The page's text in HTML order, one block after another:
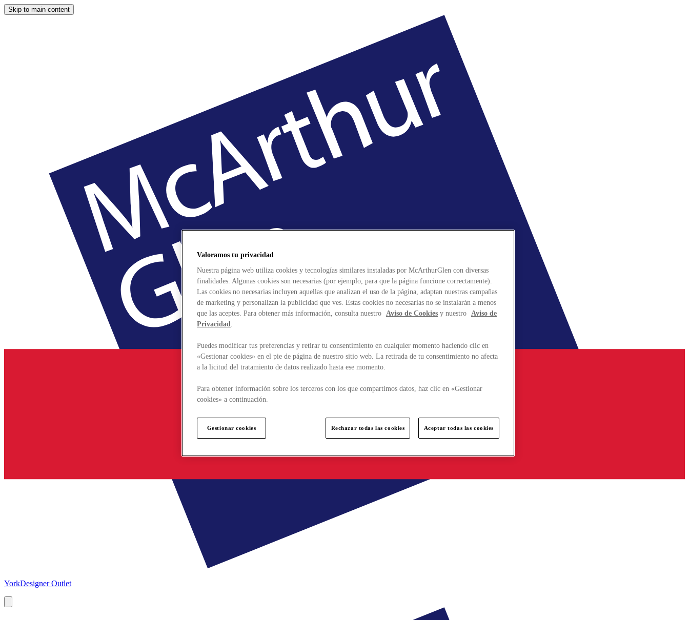
Skip to main content
YorkDesigner Outlet
Valoramos tu privacidad
Nuestra página web utiliza cookies y tecnologías similares instaladas por McArthurGlen con diversas
finalidades. Algunas cookies son necesarias (por ejemplo, para que la página funcione correctamente).
Las cookies no necesarias incluyen aquellas que analizan el uso de la página, adaptan nuestras campañas
de marketing y personalizan la publicidad que ves. Estas cookies no necesarias no se instalarán a menos
que las aceptes. Para obtener más información, consulta nuestro Aviso de Cookies y nuestro Aviso de
Privacidad.
Puedes modificar tus preferencias y retirar tu consentimiento en cualquier momento haciendo clic en
«Gestionar cookies» en el pie de página de nuestro sitio web. La retirada de tu consentimiento no afecta
a la licitud del tratamiento de datos realizado hasta ese momento.
Para obtener información sobre los terceros con los que compartimos datos, haz clic en «Gestionar
cookies» a continuación.
Gestionar cookies Rechazar todas las cookies Aceptar todas las cookies